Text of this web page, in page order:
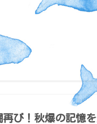
再び！秋爆の記憶